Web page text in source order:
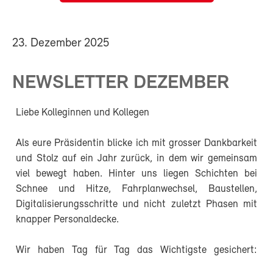
23. Dezember 2025
NEWSLETTER DEZEMBER
Liebe Kolleginnen und Kollegen
Als eure Präsidentin blicke ich mit grosser Dankbarkeit
und Stolz auf ein Jahr zurück, in dem wir gemeinsam
viel bewegt haben. Hinter uns liegen Schichten bei
Schnee und Hitze, Fahrplanwechsel, Baustellen,
Digitalisierungsschritte und nicht zuletzt Phasen mit
knapper Personaldecke.
Wir haben Tag für Tag das Wichtigste gesichert: